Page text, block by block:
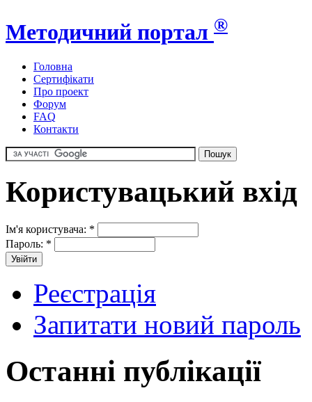
Методичний портал ®
Головна
Сертифікати
Про проект
Форум
FAQ
Контакти
Користувацький вхід
Ім'я користувача: *
Пароль: *
Реєстрація
Запитати новий пароль
Останні публікації